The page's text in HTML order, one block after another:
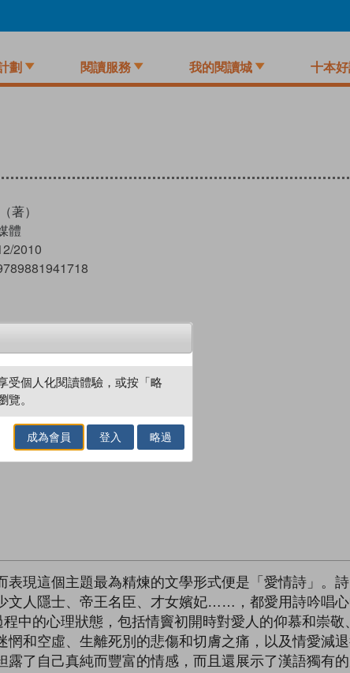
劃 閱讀服務 我的閱讀城 十本
著）
體
2010
試閲 加入閱讀紀錄
體書
現這個主題最為精煉的文學形式便是「愛情詩」。
文人隱士、帝王名臣、才女嬪妃……，都愛用詩吟唱
中的心理狀態，包括情竇初開時對愛人的仰慕和崇
和空虛、生離死別的悲傷和切膚之痛，以及情愛減
了自己真純而豐富的情感，而且還展示了漢語獨有的
受個人化閱讀體驗，或按「略
覽。
成為會員 登入 略過